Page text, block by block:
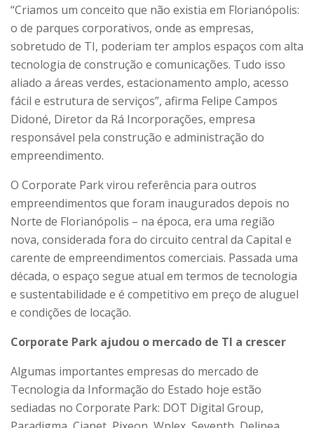
“Criamos um conceito que não existia em Florianópolis:
o de parques corporativos, onde as empresas,
sobretudo de TI, poderiam ter amplos espaços com alta
tecnologia de construção e comunicações. Tudo isso
aliado a áreas verdes, estacionamento amplo, acesso
fácil e estrutura de serviços”, afirma Felipe Campos
Didoné, Diretor da Rá Incorporações, empresa
responsável pela construção e administração do
empreendimento.
O Corporate Park virou referência para outros
empreendimentos que foram inaugurados depois no
Norte de Florianópolis – na época, era uma região
nova, considerada fora do circuito central da Capital e
carente de empreendimentos comerciais. Passada uma
década, o espaço segue atual em termos de tecnologia
e sustentabilidade e é competitivo em preço de aluguel
e condições de locação.
Corporate Park ajudou o mercado de TI a crescer
Algumas importantes empresas do mercado de
Tecnologia da Informação do Estado hoje estão
sediadas no Corporate Park: DOT Digital Group,